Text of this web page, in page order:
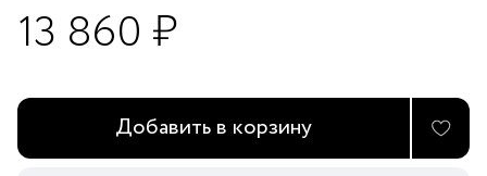
13 860 ₽
Добавить в корзину